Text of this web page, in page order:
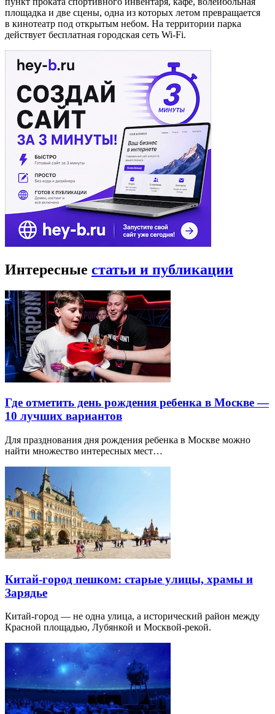
площадка и две сцены, одна из которых летом превращается
в кинотеатр под открытым небом. На территории парка
действует бесплатная городская сеть Wi-Fi.
Интересные статьи и публикации
Где отметить день рождения ребенка в Москве —
10 лучших вариантов
Для празднования дня рождения ребенка в Москве можно
найти множество интересных мест…
Китай-город пешком: старые улицы, храмы и
Зарядье
Китай-город — не одна улица, а исторический район между
Красной площадью, Лубянкой и Москвой-рекой.